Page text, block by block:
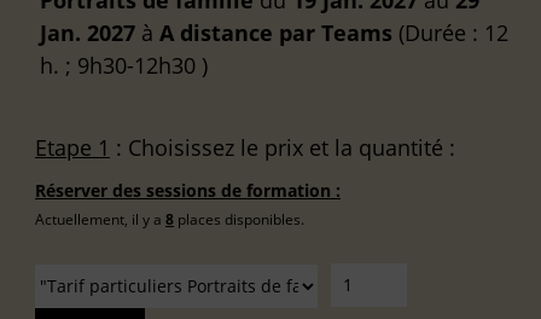
Jan. 2027 à A distance par Teams (Durée : 12
h. ; 9h30-12h30 )
Etape 1 : Choisissez le prix et la quantité :
Réserver des sessions de formation :
Actuellement, il y a 8 places disponibles.